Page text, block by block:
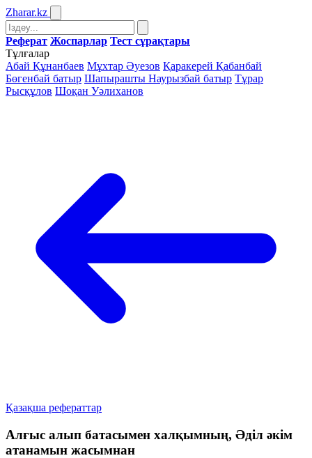
Zharar.kz
Реферат Жоспарлар Тест сұрақтары
Тұлғалар
Абай Құнанбаев Мұхтар Әуезов Қаракерей Қабанбай
Бөгенбай батыр Шапырашты Наурызбай батыр Тұрар
Рысқұлов Шоқан Уәлиханов
Қазақша рефераттар
Алғыс алып батасымен халқымның, Әділ әкім
атанамын жасымнан